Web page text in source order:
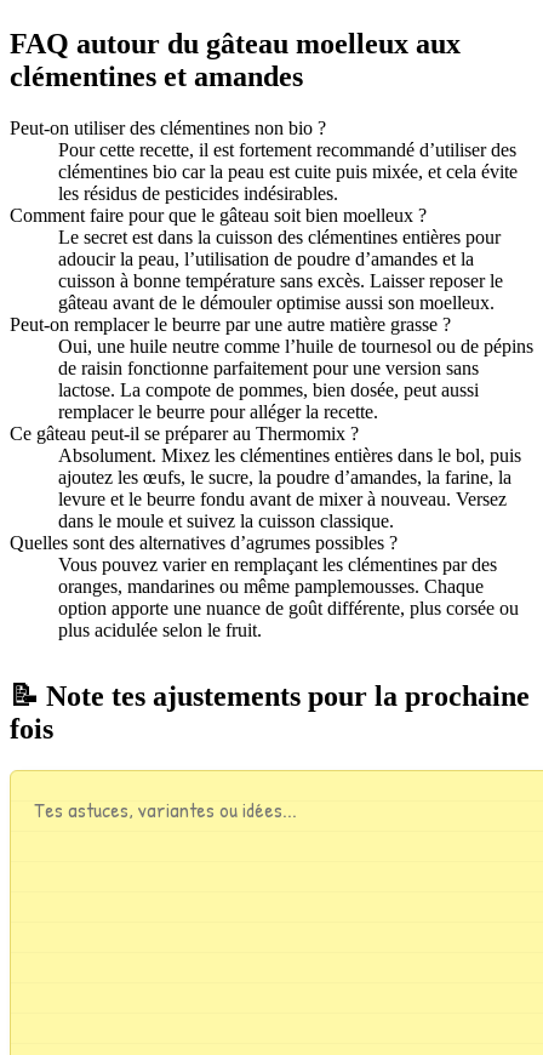
FAQ autour du gâteau moelleux aux
clémentines et amandes
Peut-on utiliser des clémentines non bio ?
Pour cette recette, il est fortement recommandé d’utiliser des
clémentines bio car la peau est cuite puis mixée, et cela évite
les résidus de pesticides indésirables.
Comment faire pour que le gâteau soit bien moelleux ?
Le secret est dans la cuisson des clémentines entières pour
adoucir la peau, l’utilisation de poudre d’amandes et la
cuisson à bonne température sans excès. Laisser reposer le
gâteau avant de le démouler optimise aussi son moelleux.
Peut-on remplacer le beurre par une autre matière grasse ?
Oui, une huile neutre comme l’huile de tournesol ou de pépins
de raisin fonctionne parfaitement pour une version sans
lactose. La compote de pommes, bien dosée, peut aussi
remplacer le beurre pour alléger la recette.
Ce gâteau peut-il se préparer au Thermomix ?
Absolument. Mixez les clémentines entières dans le bol, puis
ajoutez les œufs, le sucre, la poudre d’amandes, la farine, la
levure et le beurre fondu avant de mixer à nouveau. Versez
dans le moule et suivez la cuisson classique.
Quelles sont des alternatives d’agrumes possibles ?
Vous pouvez varier en remplaçant les clémentines par des
oranges, mandarines ou même pamplemousses. Chaque
option apporte une nuance de goût différente, plus corsée ou
plus acidulée selon le fruit.
📝 Note tes ajustements pour la prochaine
fois